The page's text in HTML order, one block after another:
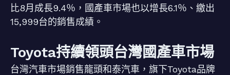
比8月成長9.4％，國產車市場也以增長6.1％、繳出
15,999台的銷售成績。
Toyota持續領頭台灣國產車市場
台灣汽車市場銷售龍頭和泰汽車，旗下Toyota品牌